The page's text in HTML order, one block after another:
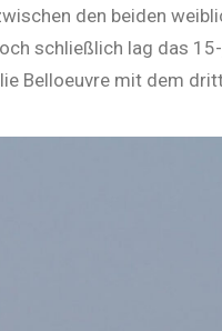
den beiden
schließlich lag das
Belloeuvre mit dem